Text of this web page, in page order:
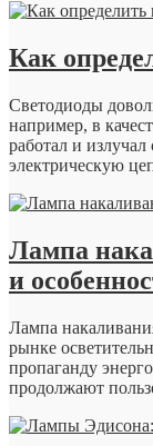
Как
Светодиоды
например, в
работал и
электрическую
Лампа
и
Лампа
рынке
пропаганду
продолжают